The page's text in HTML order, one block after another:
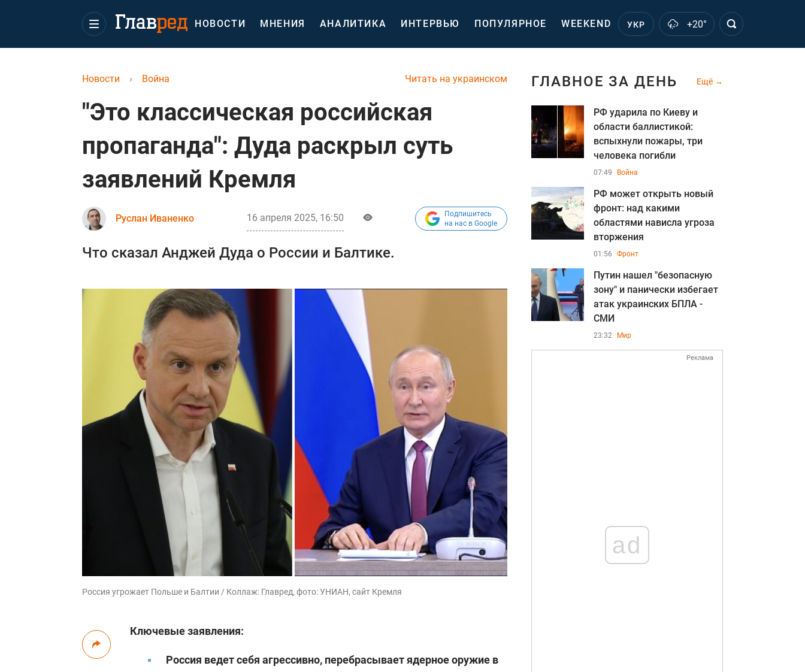
НОВОСТИ МНЕНИЯ АНАЛИТИКА ИНТЕРВЬЮ ПОПУЛЯРНОЕ WEEKEND УКР +20°
Читать на украинском
Новости › Война
"Это классическая российская
пропаганда": Дуда раскрыл суть
заявлений Кремля
Руслан Иваненко 16 апреля 2025, 16:50
Подпишитесь
на нас в Google
Что сказал Анджей Дуда о России и Балтике.
Россия угрожает Польше и Балтии / Коллаж: Главред, фото: УНИАН, сайт Кремля
Ключевые заявления:
Россия ведет себя агрессивно, перебрасывает ядерное оружие в
ГЛАВНОЕ ЗА ДЕНЬ Ещё
РФ ударила по Киеву и
области баллистикой:
вспыхнули пожары, три
человека погибли
07:49 Война
РФ может открыть новый
фронт: над какими
областями нависла угроза
вторжения
01:56 Фронт
Путин нашел "безопасную
зону" и панически избегает
атак украинских БПЛА -
СМИ
23:32 Мир
Реклама
ad